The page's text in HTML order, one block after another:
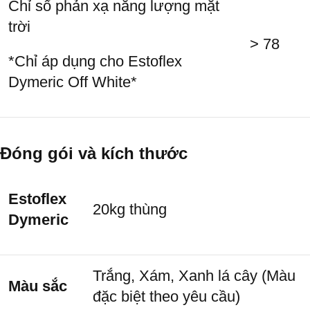
Chỉ số phản xạ năng lượng mặt
trời
*Chỉ áp dụng cho Estoflex
Dymeric Off White*
> 78
Đóng gói và kích thước
Estoflex
Dymeric
20kg thùng
Màu sắc
Trắng, Xám, Xanh lá cây (Màu
đặc biệt theo yêu cầu)